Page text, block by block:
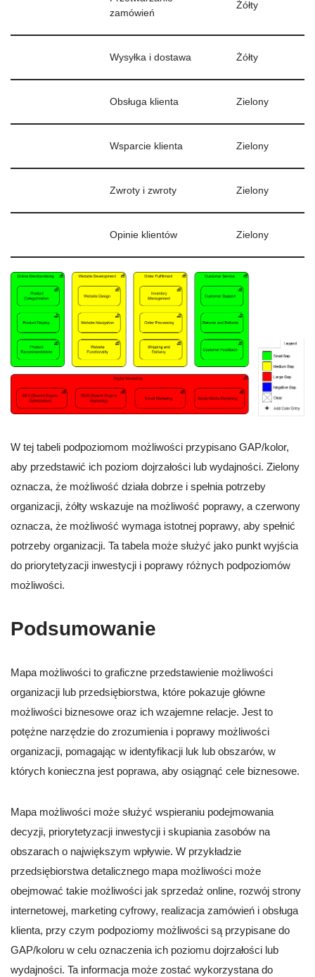
zamówień
Żółty
Wysyłka i dostawa Żółty
Obsługa klienta Zielony
Wsparcie klienta Zielony
Zwroty i zwroty Zielony
Opinie klientów Zielony
W tej tabeli podpoziomom możliwości przypisano GAP/kolor,
aby przedstawić ich poziom dojrzałości lub wydajności. Zielony
oznacza, że możliwość działa dobrze i spełnia potrzeby
organizacji, żółty wskazuje na możliwość poprawy, a czerwony
oznacza, że możliwość wymaga istotnej poprawy, aby spełnić
potrzeby organizacji. Ta tabela może służyć jako punkt wyjścia
do priorytetyzacji inwestycji i poprawy różnych podpoziomów
możliwości.
Podsumowanie
Mapa możliwości to graficzne przedstawienie możliwości
organizacji lub przedsiębiorstwa, które pokazuje główne
możliwości biznesowe oraz ich wzajemne relacje. Jest to
potężne narzędzie do zrozumienia i poprawy możliwości
organizacji, pomagając w identyfikacji luk lub obszarów, w
których konieczna jest poprawa, aby osiągnąć cele biznesowe.
Mapa możliwości może służyć wspieraniu podejmowania
decyzji, priorytetyzacji inwestycji i skupiania zasobów na
obszarach o największym wpływie. W przykładzie
przedsiębiorstwa detalicznego mapa możliwości może
obejmować takie możliwości jak sprzedaż online, rozwój strony
internetowej, marketing cyfrowy, realizacja zamówień i obsługa
klienta, przy czym podpoziomy możliwości są przypisane do
GAP/koloru w celu oznaczenia ich poziomu dojrzałości lub
wydajności. Ta informacja może zostać wykorzystana do